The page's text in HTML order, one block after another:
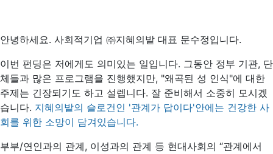
안녕하세요. 사회적기업 ㈜지혜의밭 대표 문수정입니다.
이번 펀딩은 저에게도 의미있는 일입니다. 그동안 정부 기관, 단
체들과 많은 프로그램을 진행했지만, "왜곡된 성 인식"에 대한
주제는 긴장되기도 하고 설렙니다. 잘 준비해서 소중히 모시겠
습니다. 지혜의밭의 슬로건인 '관계가 답이다'안에는 건강한 사
회를 위한 소망이 담겨있습니다.
부부/연인과의 관계, 이성과의 관계 등 현대사회의 “관계에서